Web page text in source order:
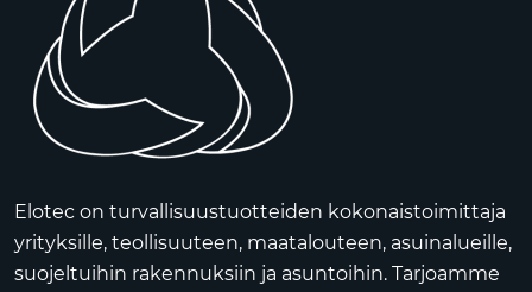
Elotec on turvallisuustuotteiden kokonaistoimittaja
yrityksille, teollisuuteen, maatalouteen, asuinalueille,
suojeltuihin rakennuksiin ja asuntoihin. Tarjoamme